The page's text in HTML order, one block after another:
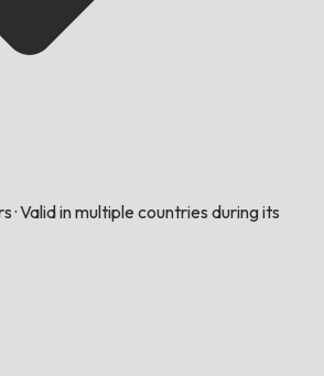
·Valid in multiple countries during its